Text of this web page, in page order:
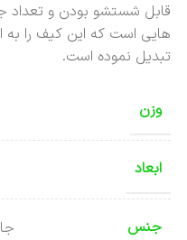
قابل شستشو بودن و تعداد
هایی است که این کیف را به
تبدیل نموده است.
وزن
ابعاد
جنس